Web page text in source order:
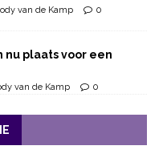
van de Kamp 0
nu plaats voor een
van de Kamp 0